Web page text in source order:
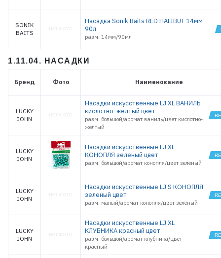
SONIK
BAITS
Насадка Sonik Baits RED HALIBUT 14мм
90л
разм. 14мм/90мл
1.11.04. НАСАДКИ
Бренд Фото Наименование
LUCKY
JOHN
Насадки искусственные LJ XL ВАНИЛЬ
кислотно-желтый цвет
разм. большой/аромат ваниль/цвет кислотно-
желтый
LUCKY
JOHN
Насадки искусственные LJ XL
КОНОПЛЯ зеленый цвет
разм. большой/аромат конопля/цвет зеленый
LUCKY
JOHN
Насадки искусственные LJ S КОНОПЛЯ
зеленый цвет
разм. малый/аромат конопля/цвет зеленый
LUCKY
JOHN
Насадки искусственные LJ XL
КЛУБНИКА красный цвет
разм. большой/аромат клубника/цвет
красный